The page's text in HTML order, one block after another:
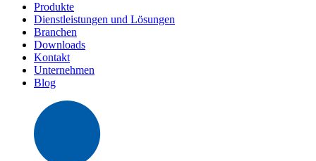
Produkte
Dienstleistungen und Lösungen
Branchen
Downloads
Kontakt
Unternehmen
Blog